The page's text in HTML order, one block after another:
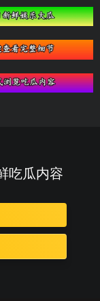
吃瓜内容